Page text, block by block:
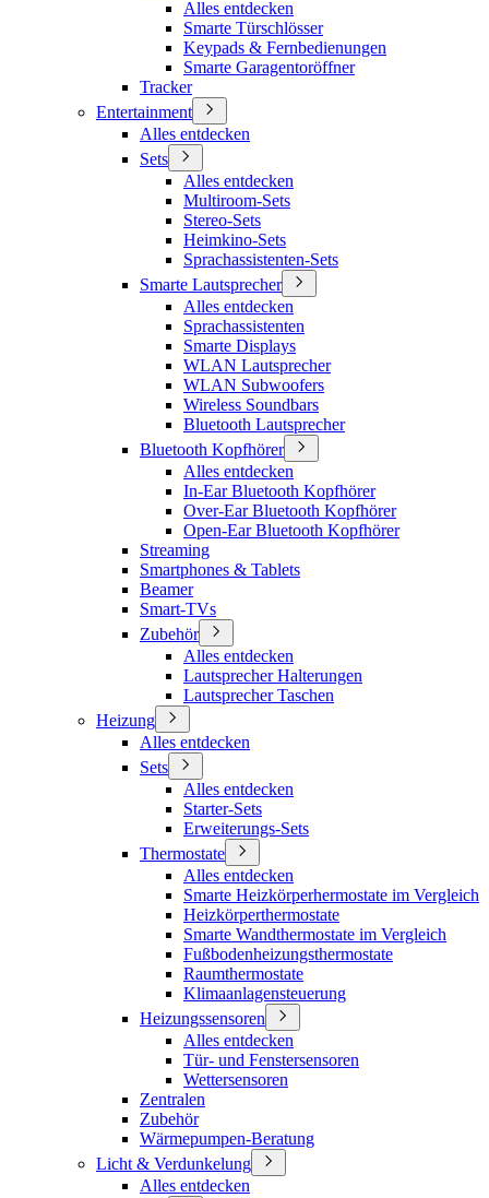
Alles entdecken
Smarte Türschlösser
Keypads & Fernbedienungen
Smarte Garagentoröffner
Tracker
Entertainment
Alles entdecken
Sets
Alles entdecken
Multiroom-Sets
Stereo-Sets
Heimkino-Sets
Sprachassistenten-Sets
Smarte Lautsprecher
Alles entdecken
Sprachassistenten
Smarte Displays
WLAN Lautsprecher
WLAN Subwoofers
Wireless Soundbars
Bluetooth Lautsprecher
Bluetooth Kopfhörer
Alles entdecken
In-Ear Bluetooth Kopfhörer
Over-Ear Bluetooth Kopfhörer
Open-Ear Bluetooth Kopfhörer
Streaming
Smartphones & Tablets
Beamer
Smart-TVs
Zubehör
Alles entdecken
Lautsprecher Halterungen
Lautsprecher Taschen
Heizung
Alles entdecken
Sets
Alles entdecken
Starter-Sets
Erweiterungs-Sets
Thermostate
Alles entdecken
Smarte Heizkörperhermostate im Vergleich
Heizkörperthermostate
Smarte Wandthermostate im Vergleich
Fußbodenheizungsthermostate
Raumthermostate
Klimaanlagensteuerung
Heizungssensoren
Alles entdecken
Tür- und Fenstersensoren
Wettersensoren
Zentralen
Zubehör
Wärmepumpen-Beratung
Licht & Verdunkelung
Alles entdecken